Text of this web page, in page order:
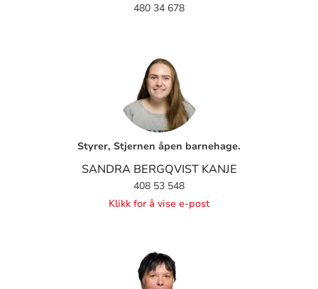
480 34 678
Styrer, Stjernen åpen barnehage.
SANDRA BERGQVIST KANJE
408 53 548
Klikk for å vise e-post